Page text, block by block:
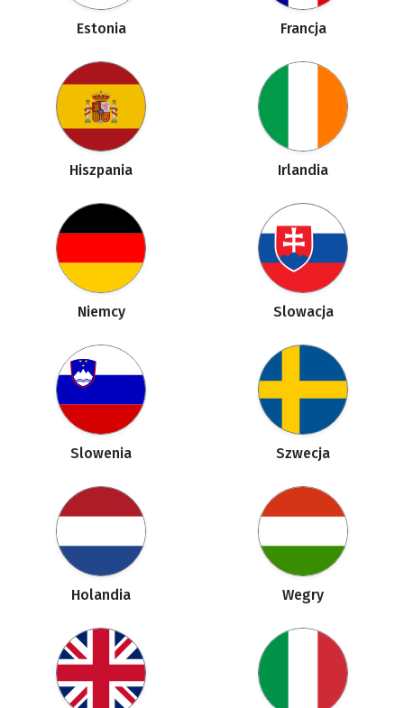
Estonia Francja
Hiszpania Irlandia
Niemcy Slowacja
Slowenia Szwecja
Holandia Wegry